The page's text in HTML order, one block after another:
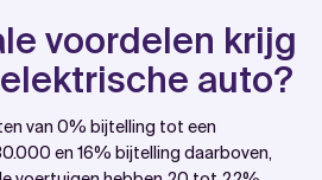
voordelen krijg
auto?
van 0% bijtelling tot een
en 16% bijtelling daarboven,